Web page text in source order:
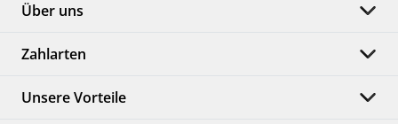
Über uns
Zahlarten
Unsere Vorteile